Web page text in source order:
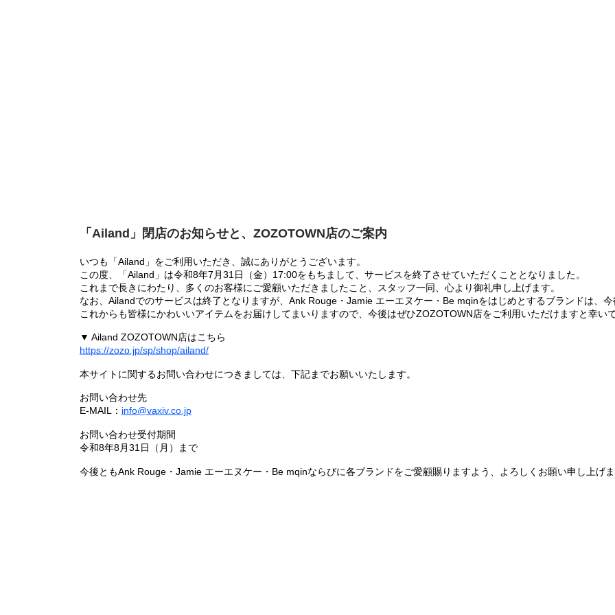
「Ailand」閉店のお知らせと、ZOZOTOWN店のご案内
いつも「Ailand」をご利用いただき、誠にありがとうございます。
この度、「Ailand」は令和8年7月31日（金）17:00をもちまして、サービスを終了させていただくこととなりました。
これまで長きにわたり、多くのお客様にご愛顧いただきましたこと、スタッフ一同、心より御礼申し上げます。
なお、Ailandでのサービスは終了となりますが、Ank Rouge・Jamie エーエヌケー・Be mqinをはじめとするブランドは、
これからも皆様にかわいいアイテムをお届けしてまいりますので、今後はぜひZOZOTOWN店をご利用いただけますと幸いで
▼ Ailand ZOZOTOWN店はこちら
https://zozo.jp/sp/shop/ailand/
本サイトに関するお問い合わせにつきましては、下記までお願いいたします。
お問い合わせ先
E-MAIL： info@vaxiv.co.jp
お問い合わせ受付期間
令和8年8月31日（月）まで
今後ともAnk Rouge・Jamie エーエヌケー・Be mqinならびに各ブランドをご愛顧賜りますよう、よろしくお願い申し上げま